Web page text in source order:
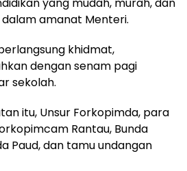
amanat Menteri.
khidmat,
dengan senam pagi
sekolah.
itu, Unsur Forkopimda, para
Rantau, Bunda
Paud, dan tamu undangan